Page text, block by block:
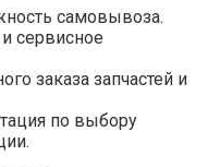
самовывоза.
сервисное
заказа запчастей и
по выбору